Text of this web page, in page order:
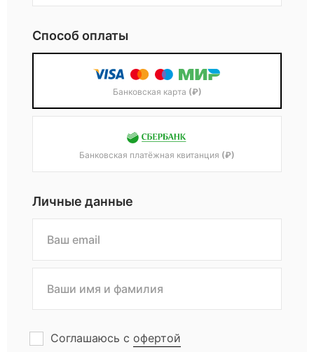
Способ оплаты
Банковская карта (₽)
Банковская платёжная квитанция (₽)
Личные данные
Соглашаюсь с офертой